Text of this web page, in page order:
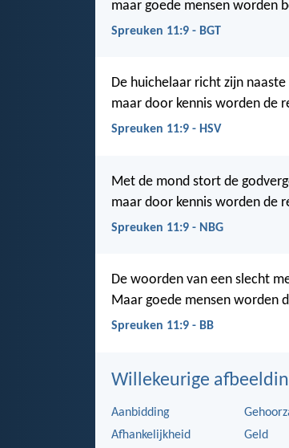
maar goede mensen worden
Spreuken 11:9 - BGT
De huichelaar richt zijn
maar door kennis worden de
Spreuken 11:9 - HSV
Met de mond stort de
maar door kennis worden de
Spreuken 11:9 - NBG
De woorden van een slecht
Maar goede mensen worden
Spreuken 11:9 - BB
Willekeurige
Aanbidding
Afhankelijkheid
Geld